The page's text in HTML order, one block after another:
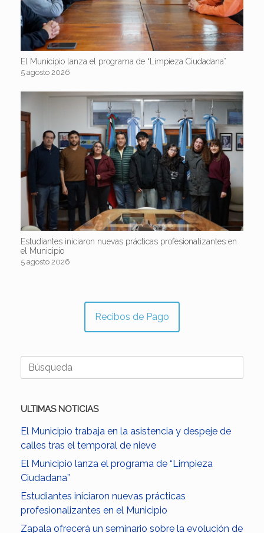
El Municipio lanza el programa de “Limpieza Ciudadana”
5 agosto 2026
Estudiantes iniciaron nuevas prácticas profesionalizantes en
el Municipio
5 agosto 2026
Recibos de Pago
Buscar:
ULTIMAS NOTICIAS
El Municipio trabaja en la asistencia y despeje de
calles tras el temporal de nieve
El Municipio lanza el programa de “Limpieza
Ciudadana”
Estudiantes iniciaron nuevas prácticas
profesionalizantes en el Municipio
Zapala ofrecerá un seminario sobre la evolución de